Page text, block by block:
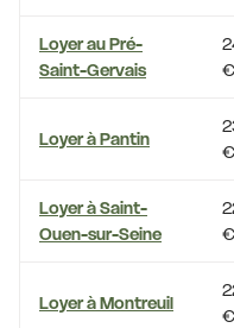
Loyer au Pré-
Saint-Gervais
Loyer à Pantin
Loyer à Saint-
Ouen-sur-Seine
Loyer à Montreuil